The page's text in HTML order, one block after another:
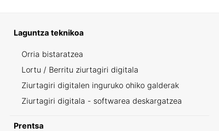
Laguntza teknikoa
Orria bistaratzea
Lortu / Berritu ziurtagiri digitala
Ziurtagiri digitalen inguruko ohiko galderak
Ziurtagiri digitala - softwarea deskargatzea
Prentsa